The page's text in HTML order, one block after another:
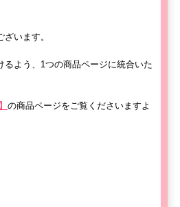
います。
るよう、1つの商品ページに統合いた
の商品ページをご覧くださいますよ